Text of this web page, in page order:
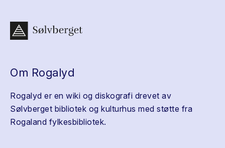
Om Rogalyd
Rogalyd er en wiki og diskografi drevet av
Sølvberget bibliotek og kulturhus med støtte fra
Rogaland fylkesbibliotek.